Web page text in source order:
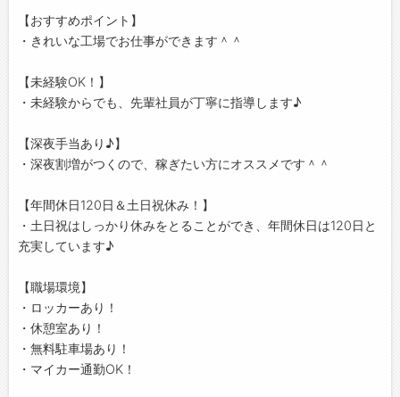
【おすすめポイント】
・きれいな工場でお仕事ができます＾＾
【未経験OK！】
・未経験からでも、先輩社員が丁寧に指導します♪
【深夜手当あり♪】
・深夜割増がつくので、稼ぎたい方にオススメです＾＾
【年間休日120日＆土日祝休み！】
・土日祝はしっかり休みをとることができ、年間休日は120日と
充実しています♪
【職場環境】
・ロッカーあり！
・休憩室あり！
・無料駐車場あり！
・マイカー通勤OK！